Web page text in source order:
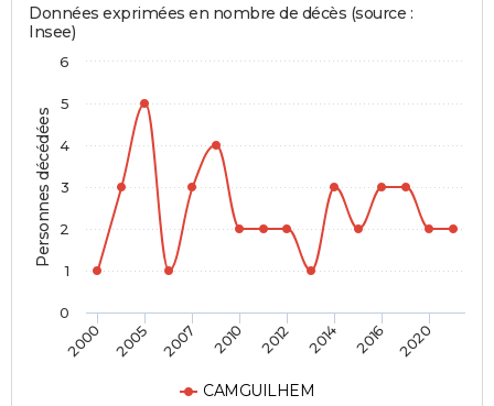
Personnes décédées
Données exprimées en nombre de décès (source :
Insee)
CAMGUILHEM
2000 2005 2007 2010 2012 2014 2016 2020
0
1
2
3
4
5
6